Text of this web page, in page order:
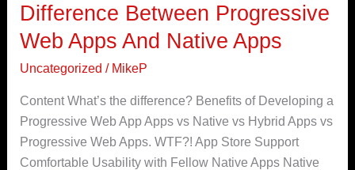
Difference Between Progressive
Web Apps And Native Apps
Uncategorized / MikeP
Content What’s the difference? Benefits of Developing a
Progressive Web App Apps vs Native vs Hybrid Apps vs
Progressive Web Apps. WTF?! App Store Support
Comfortable Usability with Fellow Native Apps Native
Difference
Between
Progressive
Web
Native
Apps